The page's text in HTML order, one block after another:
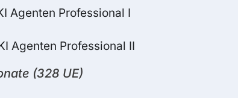
Agenten Professional I
Agenten Professional II
(328 UE)